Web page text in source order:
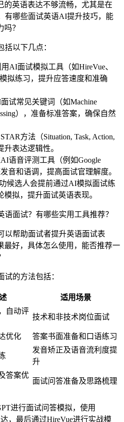
的英语表达不够流畅，尤其是在
有哪些面试英语AI提升技巧，能
？
以下几点：
用AI面试模拟工具（如HireVue、
拟练习，提升应答速度和准确
试常见关键词（如Machine
），准备标准答案，确保自然
方法（Situation, Task, Action,
升表达逻辑性。
语音评测工具（例如Google
发音和语调，提高面试官理解度。
候选人会提前通过AI模拟面试练
模拟，提升面试英语表现。
面试？有哪些实用工具推荐？
以帮助面试者提升英语面试表
最好，具体怎么使用，能否推荐一
的方法包括：
适用场景
自动评
技术和非技术岗位面试
优化
答案书面准备和口语练习
发音矫正及语音流利度提
升
答案优
面试问答准备及思路梳理
进行面试问答模拟，使用
，最后通过HireVue进行实战模